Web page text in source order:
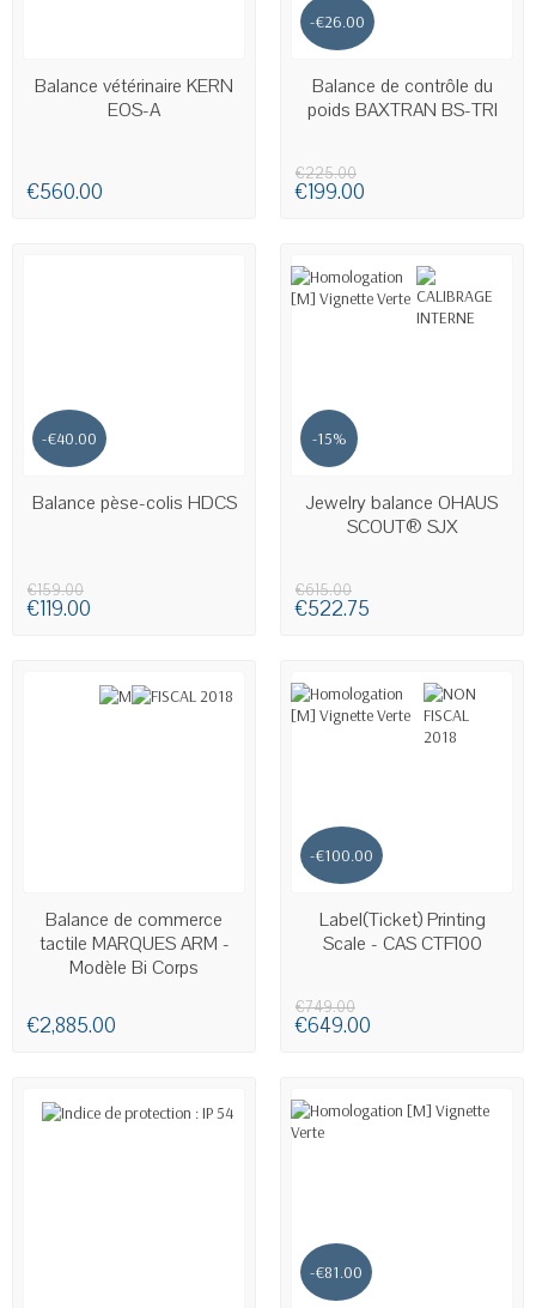
AVAILABLE
Balance vétérinaire KERN
EOS-A
€560.00
-€26.00
AVAILABLE
Balance de contrôle du
poids BAXTRAN BS-TRI
€225.00
€199.00
-€40.00
AVAILABLE
Balance pèse-colis HDCS
€159.00
€119.00
-15%
AVAILABLE
Jewelry balance OHAUS
SCOUT® SJX
€615.00
€522.75
AVAILABLE
Balance de commerce
tactile MARQUES ARM -
Modèle Bi Corps
€2,885.00
-€100.00
Label(Ticket) Printing
Scale - CAS CTF100
€749.00
€649.00
-€81.00